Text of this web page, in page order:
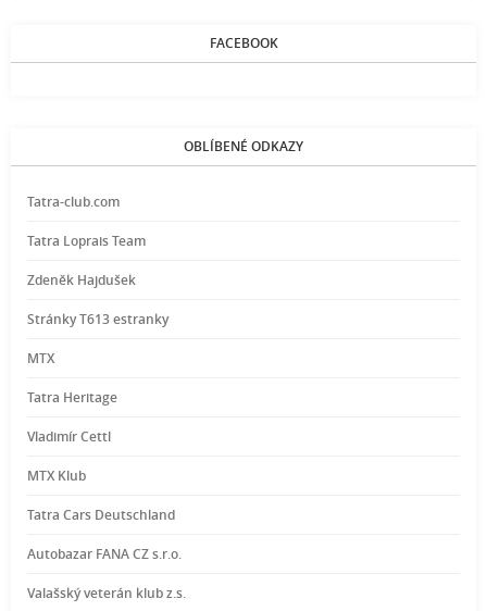
FACEBOOK
OBLÍBENÉ ODKAZY
Tatra-club.com
Tatra Loprais Team
Zdeněk Hajdušek
Stránky T613 estranky
MTX
Tatra Heritage
Vladimír Cettl
MTX Klub
Tatra Cars Deutschland
Autobazar FANA CZ s.r.o.
Valašský veterán klub z.s.